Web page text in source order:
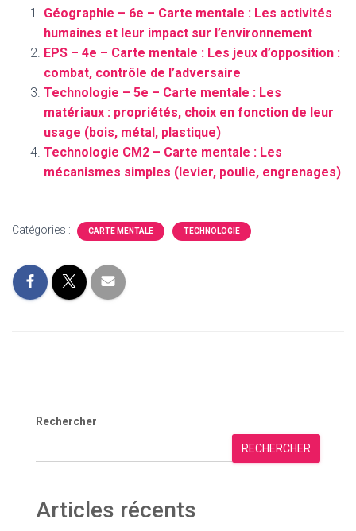
Géographie – 6e – Carte mentale : Les activités
humaines et leur impact sur l’environnement
EPS – 4e – Carte mentale : Les jeux d’opposition :
combat, contrôle de l’adversaire
Technologie – 5e – Carte mentale : Les
matériaux : propriétés, choix en fonction de leur
usage (bois, métal, plastique)
Technologie CM2 – Carte mentale : Les
mécanismes simples (levier, poulie, engrenages)
Catégories : CARTE MENTALE TECHNOLOGIE
Rechercher
RECHERCHER
Articles récents